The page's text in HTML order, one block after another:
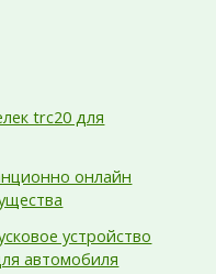
trc20 для
онлайн
устройство
автомобиля